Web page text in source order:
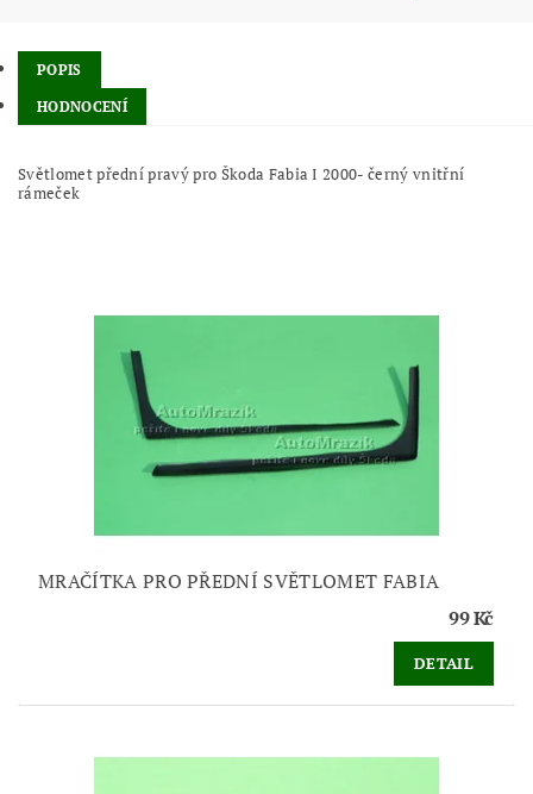
POPIS
HODNOCENÍ
Světlomet přední pravý pro Škoda Fabia I 2000- černý vnitřní
rámeček
MRAČÍTKA PRO PŘEDNÍ SVĚTLOMET FABIA
99 Kč
DETAIL